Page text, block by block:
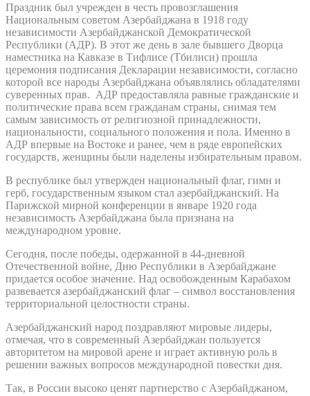
Праздник был учрежден в честь провозглашения
Национальным советом Азербайджана в 1918 году
независимости Азербайджанской Демократической
Республики (АДР). В этот же день в зале бывшего Дворца
наместника на Кавказе в Тифлисе (Тбилиси) прошла
церемония подписания Декларации независимости, согласно
которой все народы Азербайджана объявлялись обладателями
суверенных прав. АДР предоставляла равные гражданские и
политические права всем гражданам страны, снимая тем
самым зависимость от религиозной принадлежности,
национальности, социального положения и пола. Именно в
АДР впервые на Востоке и ранее, чем в ряде европейских
государств, женщины были наделены избирательным правом.
В республике был утвержден национальный флаг, гимн и
герб, государственным языком стал азербайджанский. На
Парижской мирной конференции в январе 1920 года
независимость Азербайджана была признана на
международном уровне.
Сегодня, после победы, одержанной в 44-дневной
Отечественной войне, Дню Республики в Азербайджане
придается особое значение. Над освобожденным Карабахом
развевается азербайджанский флаг – символ восстановления
территориальной целостности страны.
Азербайджанский народ поздравляют мировые лидеры,
отмечая, что в современный Азербайджан пользуется
авторитетом на мировой арене и играет активную роль в
решении важных вопросов международной повестки дня.
Так, в России высоко ценят партнерство с Азербайджаном,